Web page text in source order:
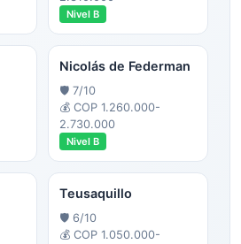
Nivel B
Nicolás de Federman
🛡️ 7/10
💰 COP 1.260.000-
2.730.000
Nivel B
Teusaquillo
🛡️ 6/10
💰 COP 1.050.000-